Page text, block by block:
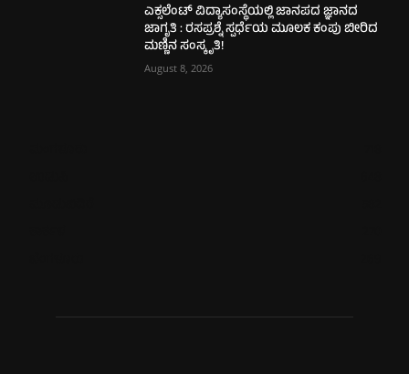
ಎಕ್ಸಲೆಂಟ್ ವಿದ್ಯಾಸಂಸ್ಥೆಯಲ್ಲಿ ಜಾನಪದ ಜ್ಞಾನದ
ಜಾಗೃತಿ : ರಸಪ್ರಶ್ನೆ ಸ್ಪರ್ಧೆಯ ಮೂಲಕ ಕಂಪು ಬೀರಿದ
ಮಣ್ಣಿನ ಸಂಸ್ಕೃತಿ!
August 8, 2026